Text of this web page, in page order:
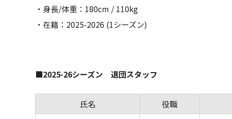
・身長/体重：180cm / 110kg
・在籍：2025-2026 (1シーズン)
■2025-26シーズン 退団スタッフ
氏名 役職